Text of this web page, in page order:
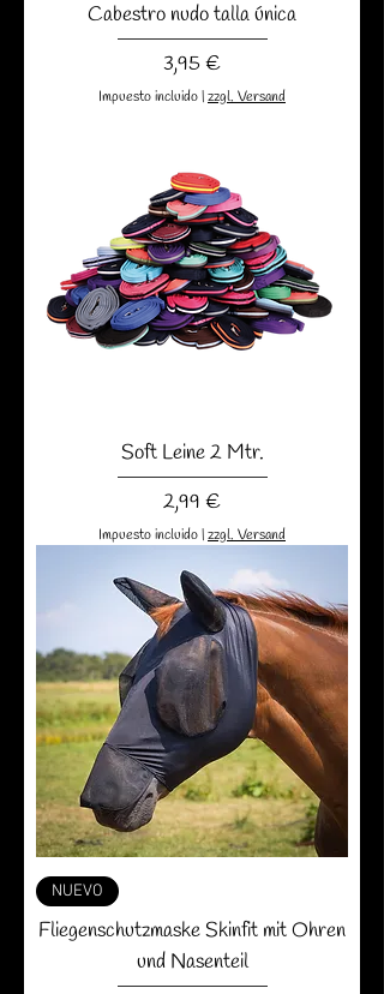
Cabestro nudo talla única
Precio
3,95 €
Impuesto incluido|zzgl. Versand
Soft Leine 2 Mtr.
Precio
2,99 €
Impuesto incluido|zzgl. Versand
NUEVO
Fliegenschutzmaske Skinfit mit Ohren
und Nasenteil